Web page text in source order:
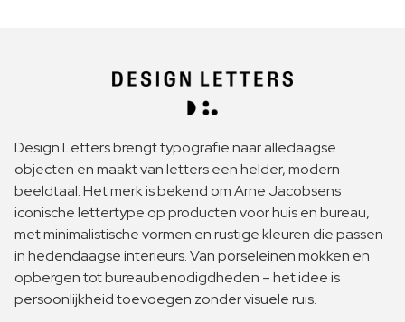
Design Letters brengt typografie naar alledaagse
objecten en maakt van letters een helder, modern
beeldtaal. Het merk is bekend om Arne Jacobsens
iconische lettertype op producten voor huis en bureau,
met minimalistische vormen en rustige kleuren die passen
in hedendaagse interieurs. Van porseleinen mokken en
opbergen tot bureaubenodigdheden – het idee is
persoonlijkheid toevoegen zonder visuele ruis.